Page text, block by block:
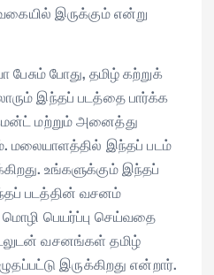
வகையில் இருக்கும் என்று
போது, தமிழ் கற்றுக்
இந்தப் படத்தை பார்க்க
மற்றும் அனைத்து
மலையாளத்தில் இந்தப் படம்
உங்களுக்கும் இந்தப்
படத்தின் வசனம்
பெயர்ப்பு செய்வதை
வசனங்கள் தமிழ்
இருக்கிறது என்றார்.